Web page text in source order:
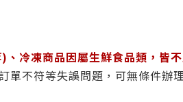
冷凍商品因屬生鮮食品類，皆
單不符等失誤問題，可無條件辦